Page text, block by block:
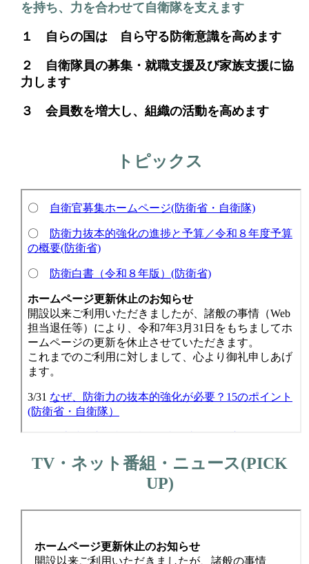
を持ち、力を合わせて自衛隊を支えます
１ 自らの国は 自ら守る防衛意識を高めます
２ 自衛隊員の募集・就職支援及び家族支援に協
力します
３ 会員数を増大し、組織の活動を高めます
トピックス
TV・ネット番組・ニュース(PICK
UP)